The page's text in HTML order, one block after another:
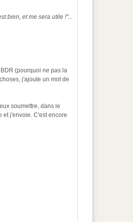
bien, et me sera utile !"...
(pourquoi ne pas la
j'ajoute un mot de
soumettre, dans le
et j'envoie. C'est encore